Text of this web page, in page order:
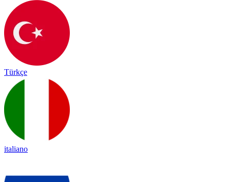
Türkçe
italiano